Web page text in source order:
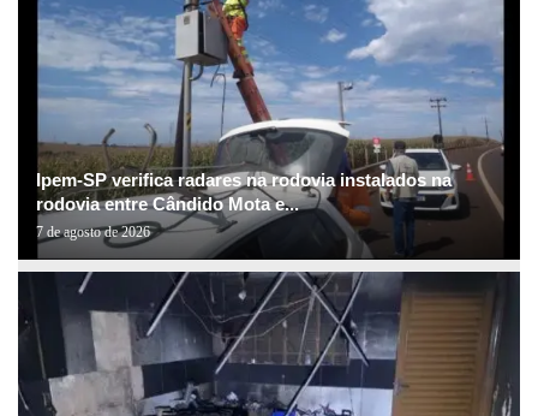
Ipem-SP verifica radares na rodovia instalados na
rodovia entre Cândido Mota e...
7 de agosto de 2026